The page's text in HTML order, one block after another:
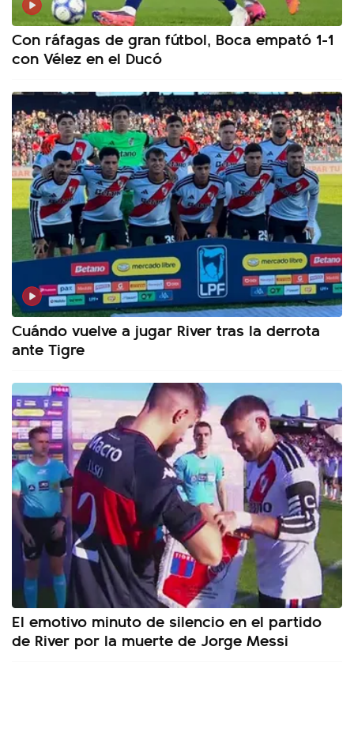
Con ráfagas de gran fútbol, Boca empató 1-1
con Vélez en el Ducó
Cuándo vuelve a jugar River tras la derrota
ante Tigre
El emotivo minuto de silencio en el partido
de River por la muerte de Jorge Messi